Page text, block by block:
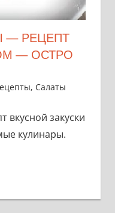
— РЕЦЕПТ
— ОСТРО
, Салаты
вкусной закуски
кулинары.